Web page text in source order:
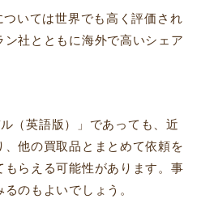
ついては世界でも高く評価され
社とともに海外で高いシェア
（英語版）」であっても、近
、他の買取品とまとめて依頼を
もらえる可能性があります。事
のもよいでしょう。